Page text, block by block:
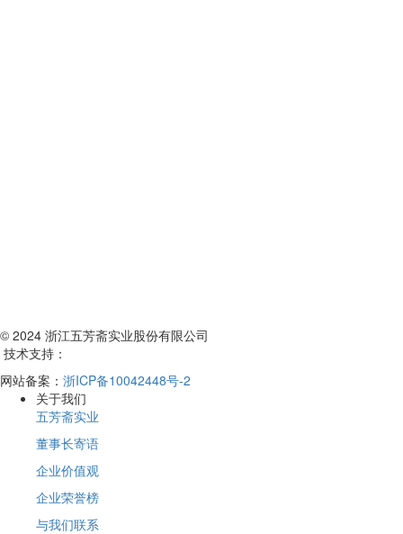
© 2024 浙江五芳斋实业股份有限公司
技术支持：
网站备案： 浙ICP备10042448号-2
关于我们
五芳斋实业
董事长寄语
企业价值观
企业荣誉榜
与我们联系